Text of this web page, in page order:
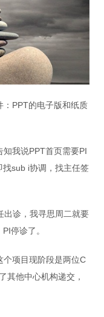
PPT的电子版和纸质
我说PPT首页需要PI
sub i协调，找主任签
诊，我寻思周二就要
停诊了。
项目现阶段是两位C
其他中心机构递交，